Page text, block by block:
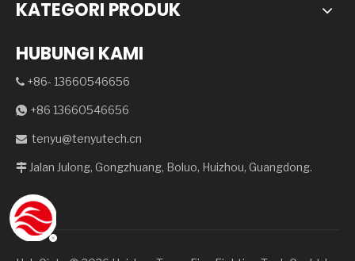
KATEGORI PRODUK
HUBUNGI KAMI
 +86- 13660546656
 +86 13660546656
 tenyu@tenyutech.cn
 Jalan Julong, Gongzhuang, Boluo, Huizhou, Guangdong.